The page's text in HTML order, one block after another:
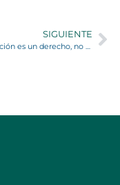
SIGUIENTE
La educación es un derecho, no una cifra